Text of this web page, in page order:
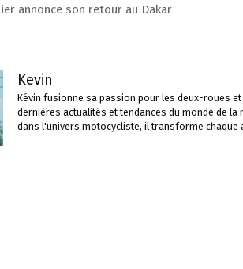
annonce son retour au Dakar
Kevin
Kévin fusionne sa passion pour les deux-roues
dernières actualités et tendances du monde de
dans l'univers motocycliste, il transforme chaque